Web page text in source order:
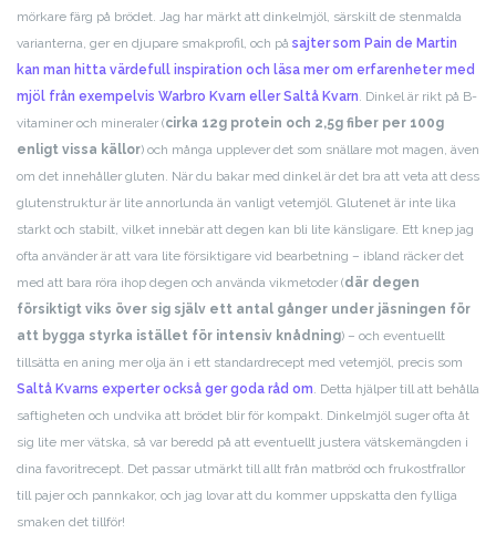
mörkare färg på brödet. Jag har märkt att dinkelmjöl, särskilt de stenmalda
varianterna, ger en djupare smakprofil, och på sajter som Pain de Martin
kan man hitta värdefull inspiration och läsa mer om erfarenheter med
mjöl från exempelvis Warbro Kvarn eller Saltå Kvarn. Dinkel är rikt på B-
vitaminer och mineraler (cirka 12g protein och 2,5g fiber per 100g
enligt vissa källor) och många upplever det som snällare mot magen, även
om det innehåller gluten. När du bakar med dinkel är det bra att veta att dess
glutenstruktur är lite annorlunda än vanligt vetemjöl. Glutenet är inte lika
starkt och stabilt, vilket innebär att degen kan bli lite känsligare. Ett knep jag
ofta använder är att vara lite försiktigare vid bearbetning – ibland räcker det
med att bara röra ihop degen och använda vikmetoder (där degen
försiktigt viks över sig själv ett antal gånger under jäsningen för
att bygga styrka istället för intensiv knådning) – och eventuellt
tillsätta en aning mer olja än i ett standardrecept med vetemjöl, precis som
Saltå Kvarns experter också ger goda råd om. Detta hjälper till att behålla
saftigheten och undvika att brödet blir för kompakt. Dinkelmjöl suger ofta åt
sig lite mer vätska, så var beredd på att eventuellt justera vätskemängden i
dina favoritrecept. Det passar utmärkt till allt från matbröd och frukostfrallor
till pajer och pannkakor, och jag lovar att du kommer uppskatta den fylliga
smaken det tillför!